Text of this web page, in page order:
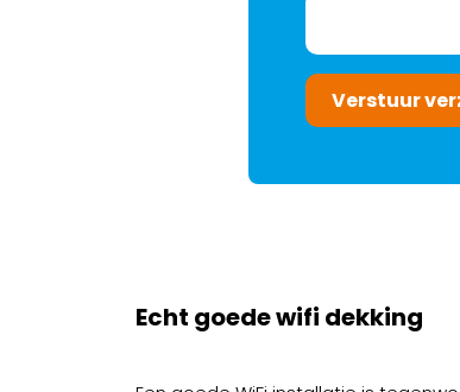
Verstuur
Echt goede wifi dekking